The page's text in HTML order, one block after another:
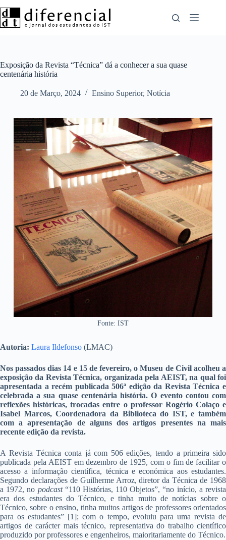
para
o
Exposição da Revista “Técnica” dá a conhecer a sua quase
centenária história
20 de Março, 2024 Ensino Superior, Notícia
Fonte: IST
Autoria: Laura Ildefonso (LMAC)
Nos passados dias 14 e 15 de fevereiro, o Museu de Civil acolheu a
exposição da Revista Técnica, organizada pela AEIST, na qual foi
apresentada a recém publicada 506ª edição da Revista Técnica e
celebrada a sua quase centenária história. O evento contou com
reflexões históricas, trocadas entre o professor Rogério Colaço e
Isabel Marcos, Coordenadora da Biblioteca do IST, e também
com a apresentação de alguns dos artigos presentes na mais
recente edição da revista.
A Revista Técnica conta já com 506 edições, tendo a primeira sido
publicada pela AEIST em dezembro de 1925, com o fim de facilitar o
acesso a informação científica, técnica e económica aos estudantes.
Segundo declarações de Guilherme Arroz, diretor da Técnica de 1968
a 1972, no podcast“110 Histórias, 110 Objetos”, “no início, a revista
era dos estudantes do Técnico, e tinha muito de notícias sobre o
Técnico, sobre o ensino, tinha muitos artigos de professores orientados
para os estudantes” [1]; com o tempo, evoluiu para uma revista de
artigos de carácter mais técnico, representativa do trabalho científico
produzido por professores e engenheiros, maioritariamente do Técnico.